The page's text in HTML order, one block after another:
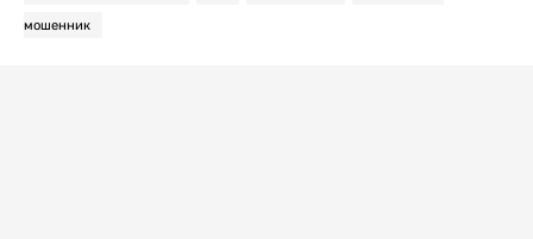
мошенник